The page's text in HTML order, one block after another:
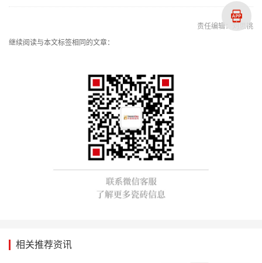
责任编辑：刘思桃
继续阅读与本文标签相同的文章：
相关推荐资讯